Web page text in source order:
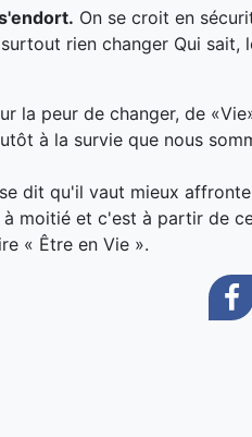
On se croit en
rien changer Qui sait,
la peur de changer, de
à la survie que nous
dit qu'il vaut mieux
moitié et c'est à partir de
« Être en Vie ».